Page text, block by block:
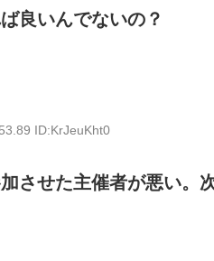
良いんでないの？
ID:KrJeuKht0
させた主催者が悪い。